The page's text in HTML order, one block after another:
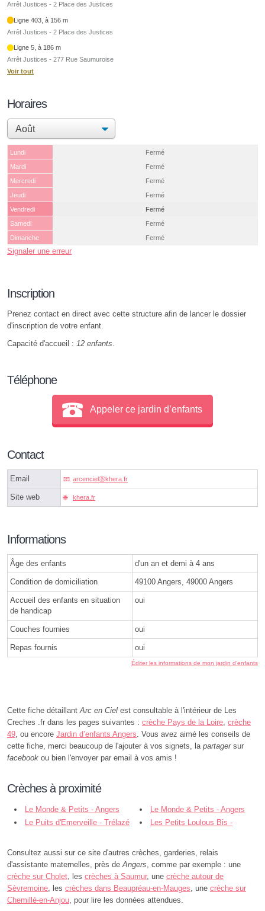
Arrêt Justices - 2 Place des Justices
Ligne 403, à 156 m
Arrêt Justices - 2 Place des Justices
Ligne 5, à 186 m
Arrêt Justices - 277 Rue Saumuroise
Voir tout
Horaires
Lundi
Fermé
Mardi
Fermé
Mercredi
Fermé
Jeudi
Fermé
Vendredi
Fermé
Samedi
Fermé
Dimanche
Fermé
Signaler une erreur
Inscription
Prenez contact en direct avec cette structure afin de lancer le dossier
d'inscription de votre enfant.
Capacité d'accueil : 12 enfants
Téléphone
Appeler ce jardin d’enfants
Contact
Email arcencielⓐkhera.fr
Site web khera.fr
Informations
Âge des enfants d'un an et demi à 4 ans
Condition de domiciliation 49100 Angers, 49000 Angers
Accueil des enfants en situation
de handicap
oui
Couches fournies oui
Repas fournis oui
Éditer les informations de mon jardin d’enfants
Cette fiche détaillant Arc en Ciel est consultable à l'intérieur de Les
Creches .fr dans les pages suivantes : crèche Pays de la Loire crèche
49 , ou encore Jardin d’enfants Angers . Vous avez aimé les conseils de
cette fiche, merci beaucoup de l'ajouter à vos signets, la partagersur
facebook ou bien l'envoyer par email à vos amis !
Crèches à proximité
Le Monde & Petits - Angers
Le Monde & Petits - Angers
Le Puits d'Emerveille - Trélazé
Les Petits Loulous Bis -
Consultez aussi sur ce site d'autres crèches, garderies, relais
d'assistante maternelles, près de Angers , comme par exemple : une
crèche sur Cholet , les crèches à Saumur, une crèche autour de
Sèvremoine , les crèches dans Beaupréau-en-Mauges , une crèche sur
Chemillé-en-Anjou , pour lire les données attendues.